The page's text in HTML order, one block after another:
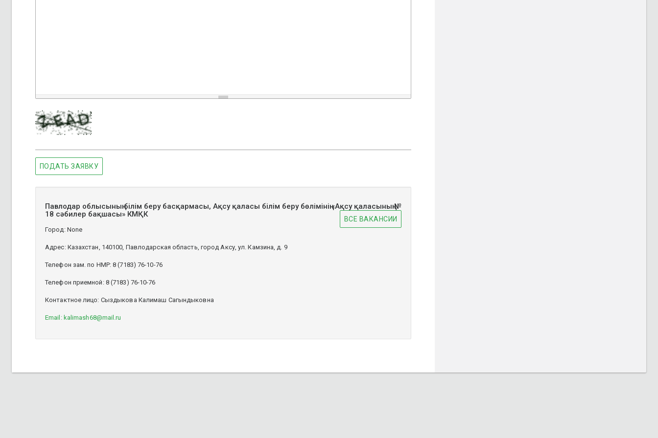
ПОДАТЬ ЗАЯВКУ
Павлодар облысының білім беру басқармасы, Ақсу қаласы білім беру бөлімінің «Ақсу қаласының №
18 сәбилер бақшасы» КМҚК
ВСЕ ВАКАНСИИ
Город: None
Адрес: Казахстан, 140100, Павлодарская область, город Аксу, ул. Камзина, д. 9
Телефон зам. по НМР: 8 (7183) 76-10-76
Телефон приемной: 8 (7183) 76-10-76
Контактное лицо: Сыздыкова Калимаш Сагындыковна
Email: kalimash68@mail.ru